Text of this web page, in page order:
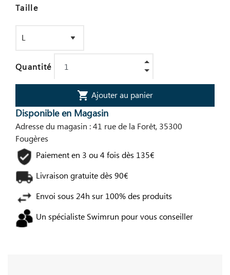
Taille
Quantité
shopping_cart Ajouter au panier
Disponible en Magasin
Adresse du magasin : 41 rue de la Forêt, 35300
Fougères
Paiement en 3 ou 4 fois dès 135€
Livraison gratuite dès 90€
Envoi sous 24h sur 100% des produits
Un spécialiste Swimrun pour vous conseiller